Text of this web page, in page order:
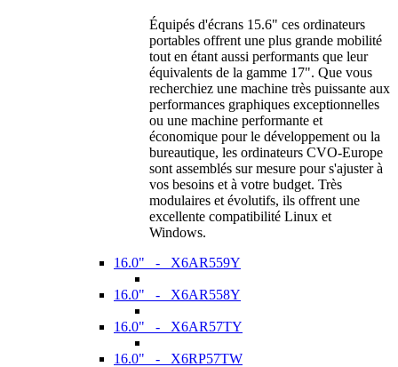
Équipés d'écrans 15.6" ces ordinateurs
portables offrent une plus grande mobilité
tout en étant aussi performants que leur
équivalents de la gamme 17". Que vous
recherchiez une machine très puissante aux
performances graphiques exceptionnelles
ou une machine performante et
économique pour le développement ou la
bureautique, les ordinateurs CVO-Europe
sont assemblés sur mesure pour s'ajuster à
vos besoins et à votre budget. Très
modulaires et évolutifs, ils offrent une
excellente compatibilité Linux et
Windows.
16.0" - X6AR559Y
16.0" - X6AR558Y
16.0" - X6AR57TY
16.0" - X6RP57TW